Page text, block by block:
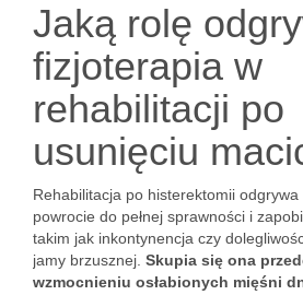
Jaką rolę
fizjoterapia w
rehabilitacji po
usunięciu
Rehabilitacja po histerektomii
powrocie do pełnej sprawności i
takim jak inkontynencja czy
jamy brzusznej. Skupia się ona
wzmocnieniu osłabionych mięśni